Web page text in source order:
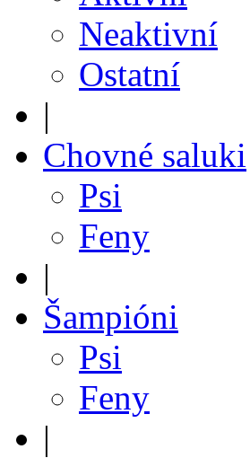
Neaktivní
Ostatní
|
Chovné saluki
Psi
Feny
|
Šampióni
Psi
Feny
|